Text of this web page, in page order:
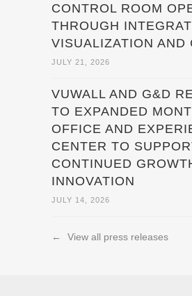
CONTROL ROOM
THROUGH
VISUALIZATION AND
JULY 21, 2026
VUWALL AND G&D
TO EXPANDED
OFFICE AND
CENTER TO
CONTINUED
INNOVATION
JULY 14, 2026
← View all press releases